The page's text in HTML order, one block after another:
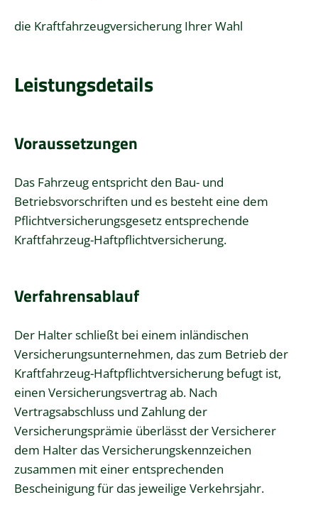
die Kraftfahrzeugversicherung Ihrer Wahl
Leistungsdetails
Voraussetzungen
Das Fahrzeug entspricht den Bau- und
Betriebsvorschriften und es besteht eine dem
Pflichtversicherungsgesetz entsprechende
Kraftfahrzeug-Haftpflichtversicherung.
Verfahrensablauf
Der Halter schließt bei einem inländischen
Versicherungsunternehmen, das zum Betrieb der
Kraftfahrzeug-Haftpflichtversicherung befugt ist,
einen Versicherungsvertrag ab. Nach
Vertragsabschluss und Zahlung der
Versicherungsprämie überlässt der Versicherer
dem Halter das Versicherungskennzeichen
zusammen mit einer entsprechenden
Bescheinigung für das jeweilige Verkehrsjahr.